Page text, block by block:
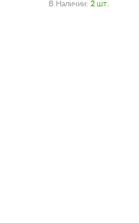
В Наличии: 2 Шт.